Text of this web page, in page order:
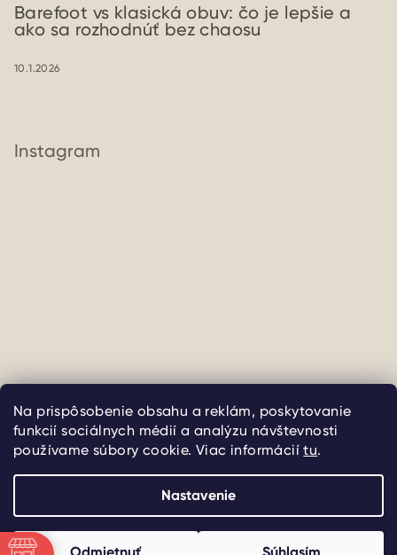
Na prispôsobenie obsahu a reklám, poskytovanie
funkcií sociálnych médií a analýzu návštevnosti
používame súbory cookie. Viac informáciítu.
Nastavenie
Barefoot vs klasická obuv: čo je lepšie a
ako sa rozhodnúť bez chaosu
10.1.2026
Instagram
Sledovať na Instagrame
Copyright 2026uliate. Všetky práva vyhradené.
Vytvoril Shoptet